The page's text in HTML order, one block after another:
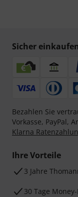
Sicher
Bezahlen Sie
Vorkasse, PayPal,
Klarna
Ihre Vorteile
3 Jahre
30 Tage